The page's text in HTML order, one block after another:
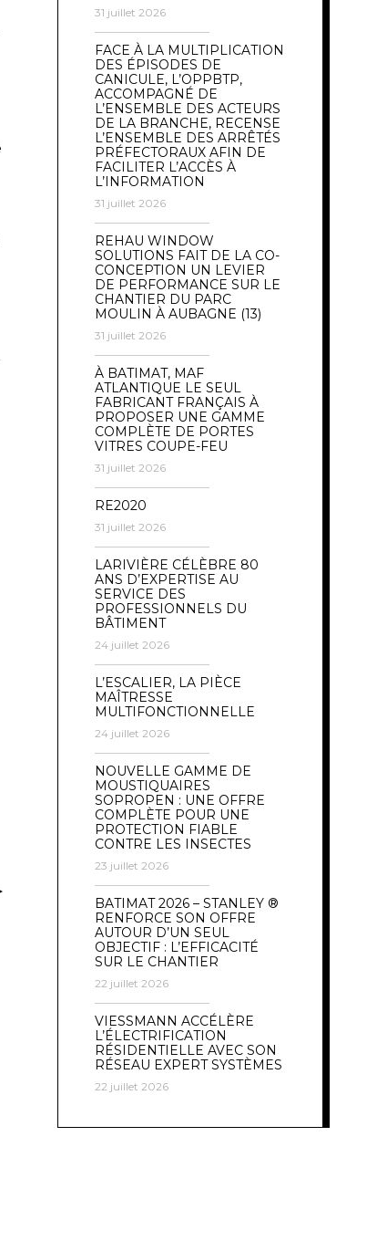
31 juillet 2026
FACE À LA MULTIPLICATION
DES ÉPISODES DE
CANICULE, L’OPPBTP,
ACCOMPAGNÉ DE
L’ENSEMBLE DES ACTEURS
DE LA BRANCHE, RECENSE
L’ENSEMBLE DES ARRÊTÉS
PRÉFECTORAUX AFIN DE
FACILITER L’ACCÈS À
L’INFORMATION
31 juillet 2026
REHAU WINDOW
SOLUTIONS FAIT DE LA CO-
CONCEPTION UN LEVIER
DE PERFORMANCE SUR LE
CHANTIER DU PARC
MOULIN À AUBAGNE (13)
31 juillet 2026
À BATIMAT, MAF
ATLANTIQUE LE SEUL
FABRICANT FRANÇAIS À
PROPOSER UNE GAMME
COMPLÈTE DE PORTES
VITRES COUPE-FEU
31 juillet 2026
RE2020
31 juillet 2026
LARIVIÈRE CÉLÈBRE 80
ANS D’EXPERTISE AU
SERVICE DES
PROFESSIONNELS DU
BÂTIMENT
24 juillet 2026
L’ESCALIER, LA PIÈCE
MAÎTRESSE
MULTIFONCTIONNELLE
24 juillet 2026
NOUVELLE GAMME DE
MOUSTIQUAIRES
SOPROPEN : UNE OFFRE
COMPLÈTE POUR UNE
PROTECTION FIABLE
CONTRE LES INSECTES
23 juillet 2026
BATIMAT 2026 – STANLEY ®
RENFORCE SON OFFRE
AUTOUR D’UN SEUL
OBJECTIF : L’EFFICACITÉ
SUR LE CHANTIER
22 juillet 2026
VIESSMANN ACCÉLÈRE
L’ÉLECTRIFICATION
RÉSIDENTIELLE AVEC SON
RÉSEAU EXPERT SYSTÈMES
22 juillet 2026